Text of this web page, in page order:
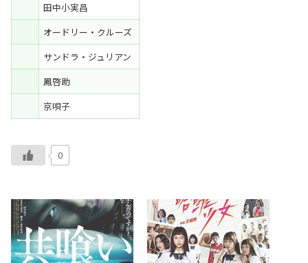
田中小実昌
オードリー・クルーズ
サンドラ・ジュリアン
鳳啓助
京唄子
0